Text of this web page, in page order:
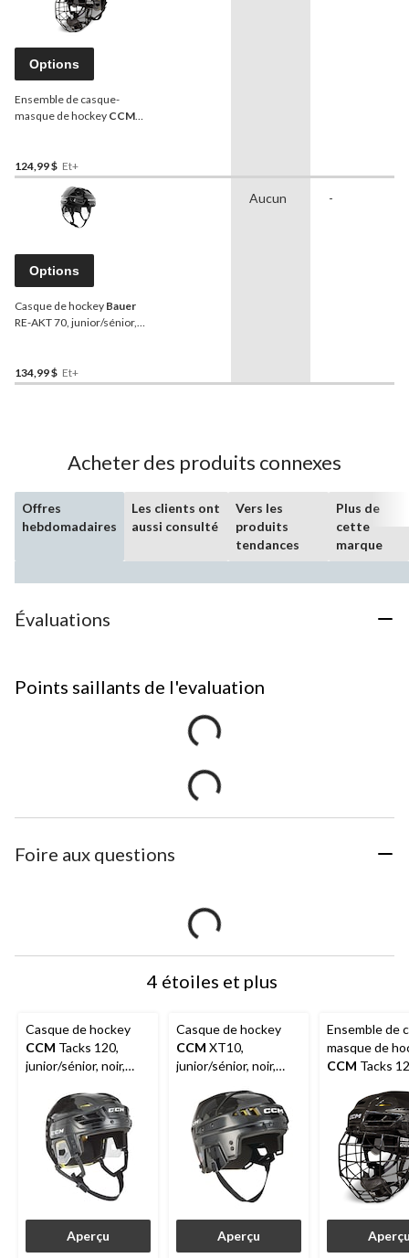
Options
Ensemble de casque-
masque de hockey CCM
124,99 $ Et+
Options
Casque de hockey Bauer
RE-AKT 70, junior/sénior,
134,99 $ Et+
Aucun -
Acheter des produits connexes
Offres
hebdomadaires
Les clients ont
aussi consulté
Vers les
produits
tendances
Plus de
cette
marque
Évaluations
Points saillants de l'evaluation
Foire aux questions
4 étoiles et plus
Casque de hockey
CCM Tacks 120,
junior/sénior, noir,
Aperçu
Casque de hockey
CCM XT10,
junior/sénior, noir,
Aperçu
Ensemble de
masque de
CCM Tacks
choix de